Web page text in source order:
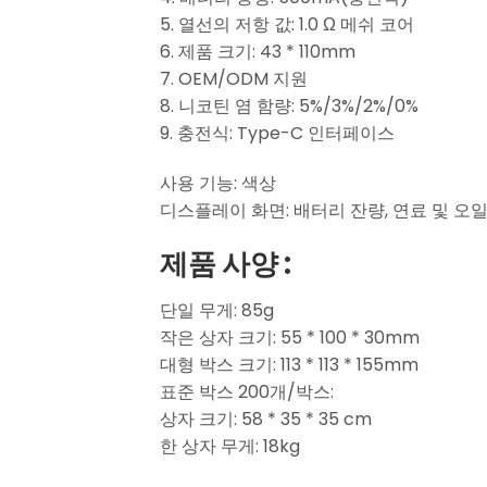
5. 열선의 저항 값: 1.0 Ω 메쉬 코어
6. 제품 크기: 43 * 110mm
7. OEM/ODM 지원
8. 니코틴 염 함량: 5%/3%/2%/0%
9. 충전식: Type-C 인터페이스
사용 기능: 색상
디스플레이 화면: 배터리 잔량, 연료 및 오
제품 사양 :
단일 무게: 85g
작은 상자 크기: 55 * 100 * 30mm
대형 박스 크기: 113 * 113 * 155mm
표준 박스 200개/박스:
상자 크기: 58 * 35 * 35 cm
한 상자 무게: 18kg